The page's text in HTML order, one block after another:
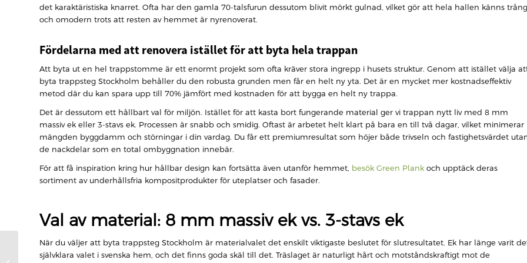
det karaktäristiska knarret. Ofta har den gamla 70-talsfurun dessutom blivit mörkt gulnad, vilket gör att hela hallen känns trång
och omodern trots att resten av hemmet är nyrenoverat.
Fördelarna med att renovera istället för att byta hela trappan
Att byta ut en hel trappstomme är ett enormt projekt som ofta kräver stora ingrepp i husets struktur. Genom att istället välja
byta trappsteg Stockholm behåller du den robusta grunden men får en helt ny yta. Det är en mycket mer kostnadseffektiv
metod där du kan spara upp till 70% jämfört med kostnaden för att bygga en helt ny trappa.
Det är dessutom ett hållbart val för miljön. Istället för att kasta bort fungerande material ger vi trappan nytt liv med 8 mm
massiv ek eller 3-stavs ek. Processen är snabb och smidig. Oftast är arbetet helt klart på bara en till två dagar, vilket minimerar
mängden byggdamm och störningar i din vardag. Du får ett premiumresultat som höjer både trivseln och fastighetsvärdet
de nackdelar som en total ombyggnation innebär.
För att få inspiration kring hur hållbar design kan fortsätta även utanför hemmet, besök Green Plank och upptäck deras
sortiment av underhållsfria kompositprodukter för uteplatser och fasader.
Val av material: 8 mm massiv ek vs. 3-stavs ek
När du väljer att byta trappsteg Stockholm är materialvalet det enskilt viktigaste beslutet för slutresultatet. Ek har länge varit
självklara valet i svenska hem, och det finns goda skäl till det. Träslaget är naturligt hårt och motståndskraftigt mot de
Varför renovera
trappan med ek?